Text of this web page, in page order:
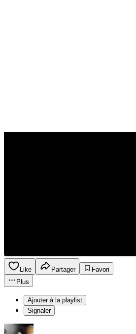
Like Partager
Favori
Plus
Ajouter à la playlist
Signaler